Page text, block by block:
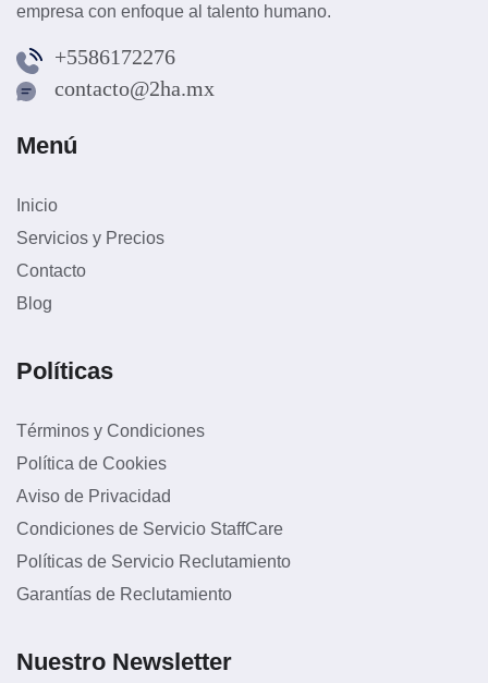
empresa con enfoque al talento humano.
+5586172276
contacto@2ha.mx
Menú
Inicio
Servicios y Precios
Contacto
Blog
Políticas
Términos y Condiciones
Política de Cookies
Aviso de Privacidad
Condiciones de Servicio StaffCare
Políticas de Servicio Reclutamiento
Garantías de Reclutamiento
Nuestro Newsletter